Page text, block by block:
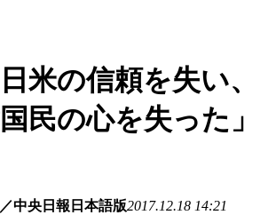
米の信頼を失い、
民の心を失った」
中央日報日本語版2017.12.18 14:21